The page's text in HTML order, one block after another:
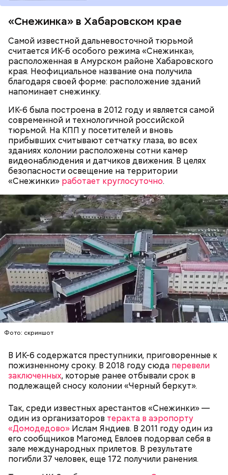
«Снежинка» в Хабаровском крае
Самой известной дальневосточной тюрьмой
считается ИК-6 особого режима «Снежинка»,
расположенная в Амурском районе Хабаровского
края. Неофициальное название она получила
благодаря своей форме: расположение зданий
напоминает снежинку.
ИК-6 была построена в 2012 году и является самой
современной и технологичной российской
тюрьмой. На КПП у посетителей и вновь
прибывших считывают сетчатку глаза, во всех
зданиях колонии расположены сотни камер
видеонаблюдения и датчиков движения. В целях
безопасности освещение на территории
«Снежинки» работает круглосуточно.
Фото: скриншот
В ИК-6 содержатся преступники, приговоренные к
пожизненному сроку. В 2018 году сюда перевели
заключенных, которые ранее отбывали срок в
подлежащей сносу колонии «Черный беркут».
Так, среди известных арестантов «Снежинки» —
один из организаторов теракта в аэропорту
«Домодедово» Ислам Яндиев. В 2011 году один из
его сообщников Магомед Евлоев подорвал себя в
зале международных прилетов. В результате
погибли 37 человек, еще 172 получили ранения.
В июле 2024 года Артема Миссюру задержали и
отправили в СИЗО, обвинив в убийстве двух лиц и
прозвали обвиняемого «балашихинским
отравителем». Ровно через год
правоохранительные органы завершили
расследование и передали дело в суд. Начались
долгие разбирательства. Во время одного из
заседаний молодой человек раскрыл судье детали
собственной биографии.
Миссюра родился в 1999 году. Окончил Московский
автомобильно-дорожный государственный
технический университет, после получения
диплома жил с матерью и отчимом, подрабатывал
репетитором по математике.
Фото: Пресс-служба ГСУ СК по Московской области
В детстве Миссюра был тихим ребенком, что не
ребенка за робость и нерешительность. Мужчина
даже водил мальчика к старцам и нанимал для него
«духовных наставников», один из которых был
родом из Греции и не знал русского языка. Еще
отчиму не нравились девушки Миссюры, он считал
их «людьми не его уровня». Со своей последней
избранницей молодой человек планировал
пожениться и завести детей.
след в мире единоборств, его светлый образ
навсегда останется в наших сердцах. Соболезнуем
семье и близким! — прокомментировали трагедию
в Telegram-каналеAMC Fight Nights.